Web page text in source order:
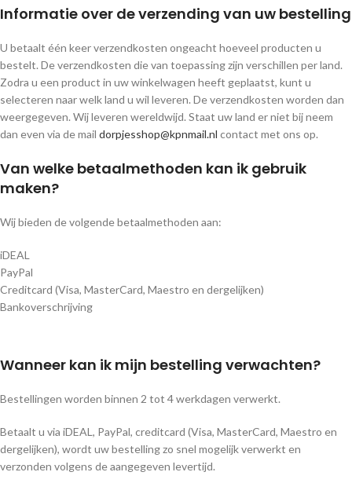
Informatie over de verzending van uw bestelling
U betaalt één keer verzendkosten ongeacht hoeveel producten u
bestelt. De verzendkosten die van toepassing zijn verschillen per land.
Zodra u een product in uw winkelwagen heeft geplaatst, kunt u
selecteren naar welk land u wil leveren. De verzendkosten worden dan
weergegeven. Wij leveren wereldwijd. Staat uw land er niet bij neem
dan even via de mail dorpjesshop@kpnmail.nl contact met ons op.
Van welke betaalmethoden kan ik gebruik
maken?
Wij bieden de volgende betaalmethoden aan:
iDEAL
PayPal
Creditcard (Visa, MasterCard, Maestro en dergelijken)
Bankoverschrijving
Wanneer kan ik mijn bestelling verwachten?
Bestellingen worden binnen 2 tot 4 werkdagen verwerkt.
Betaalt u via iDEAL, PayPal, creditcard (Visa, MasterCard, Maestro en
dergelijken), wordt uw bestelling zo snel mogelijk verwerkt en
verzonden volgens de aangegeven levertijd.